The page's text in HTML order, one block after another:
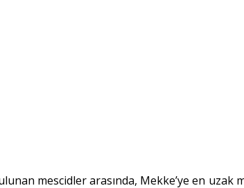
mescidler arasında, Mekke’ye en uzak